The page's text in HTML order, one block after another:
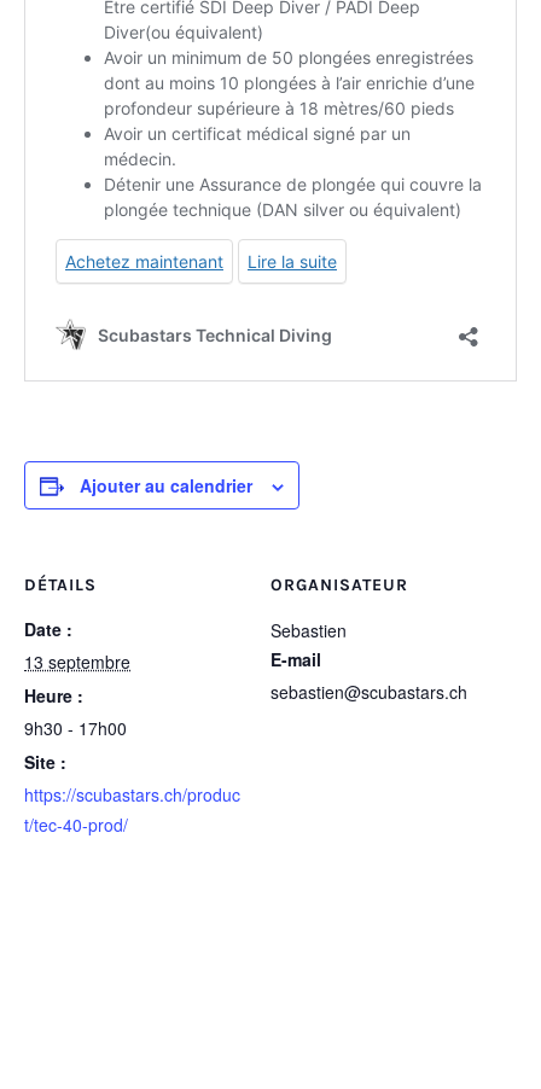
Ajouter au calendrier
DÉTAILS
Date :
13 septembre
Heure :
9h30 - 17h00
Site :
https://scubastars.ch/produc
t/tec-40-prod/
ORGANISATEUR
Sebastien
E-mail
sebastien@scubastars.ch